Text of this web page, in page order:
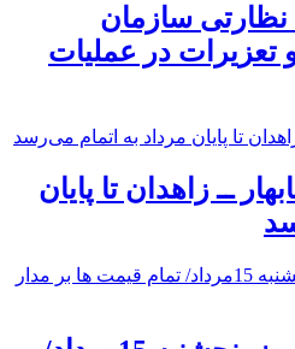
نظارتی سازمان
تعزیرات در عملیات
ــ زاهدان تا پایان